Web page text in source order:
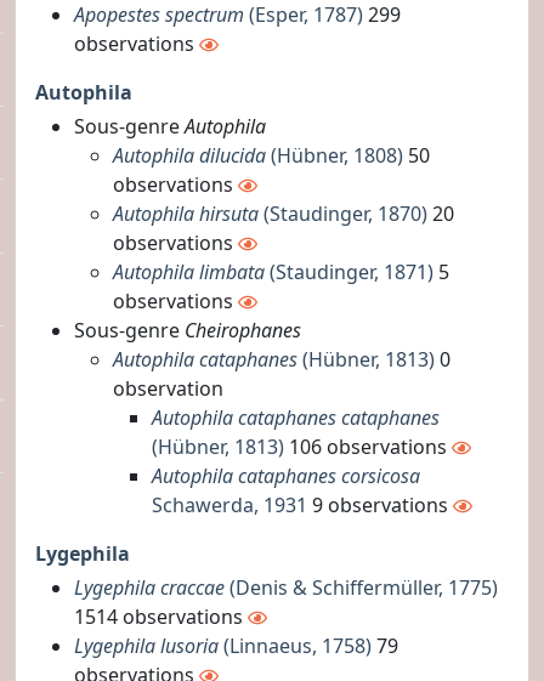
Apopestes spectrum (Esper, 1787)299
observations
Autophila
Sous-genreAutophila
Autophila dilucida(Hübner, 1808) 50
observations
Autophila hirsuta(Staudinger, 1870)20
observations
Autophila limbata(Staudinger, 1871) 5
observations
Sous-genre Cheirophanes
Autophila cataphanes(Hübner, 1813)0
observation
Autophila cataphanes cataphanes
(Hübner, 1813) 106 observations
Autophila cataphanes corsicosa
Schawerda, 1931 9 observations
Lygephila
Lygephila craccae(Denis & Schiffermüller, 1775)
1514 observations
Lygephila lusoria(Linnaeus, 1758)79
observations